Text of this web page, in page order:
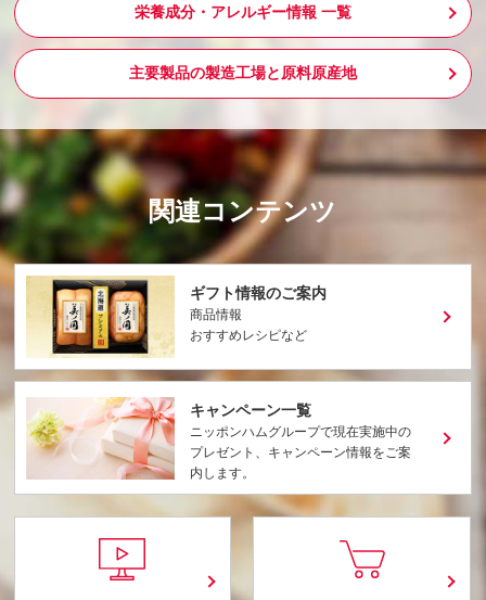
栄養成分・アレルギー情報 一覧
主要製品の製造工場と原料原産地
関連コンテンツ
ギフト情報のご案内
商品情報
おすすめレシピなど
キャンペーン一覧
ニッポンハムグループで現在実施中の
プレゼント、キャンペーン情報をご案
内します。